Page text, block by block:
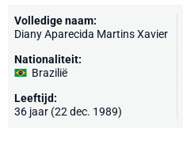
Volledige naam:
Diany Aparecida Martins Xavier
Nationaliteit:
Brazilië
Leeftijd:
36 jaar (22 dec. 1989)